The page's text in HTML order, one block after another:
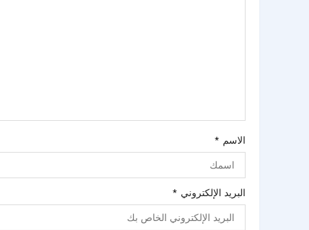
الاسم *
البريد الإلكتروني *